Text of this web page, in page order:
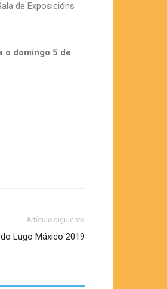
de Exposicións
o domingo 5 de
Artículo siguiente
Lugo Máxico 2019